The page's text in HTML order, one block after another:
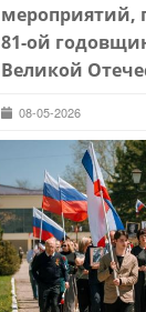
мероприятий,
81-ой
Великой
08-05-2026